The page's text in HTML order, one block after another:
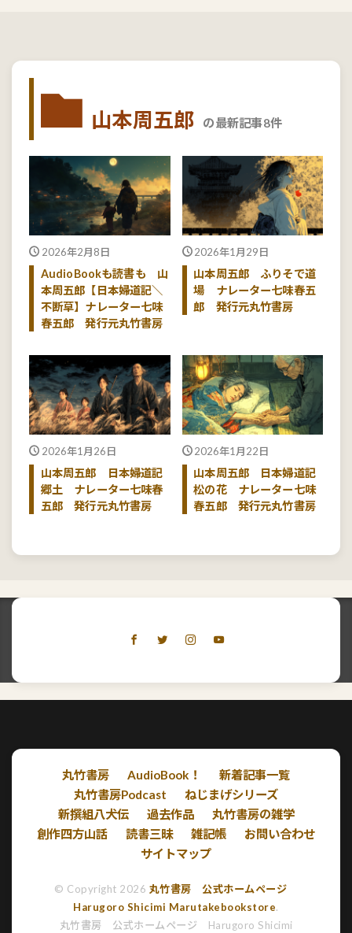
山本周五郎 の最新記事8件
2026年2月8日
AudioBookも読書も 山
本周五郎【日本婦道記＼
不断草】ナレーター七味
春五郎 発行元丸竹書房
2026年1月29日
山本周五郎 ふりそで道
場 ナレーター七味春五
郎 発行元丸竹書房
2026年1月26日
山本周五郎 日本婦道記
郷土 ナレーター七味春
五郎 発行元丸竹書房
2026年1月22日
山本周五郎 日本婦道記
松の花 ナレーター七味
春五郎 発行元丸竹書房
丸竹書房 AudioBook！
新着記事一覧
丸竹書房Podcast
ねじまげシリーズ
新撰組八犬伝
過去作品
丸竹書房の雑学
創作四方山話
読書三昧 雑記帳
お問い合わせ
サイトマップ
© Copyright 2026 丸竹書房 公式ホームページ
Harugoro Shicimi Marutakebookstore.
丸竹書房 公式ホームページ Harugoro Shicimi